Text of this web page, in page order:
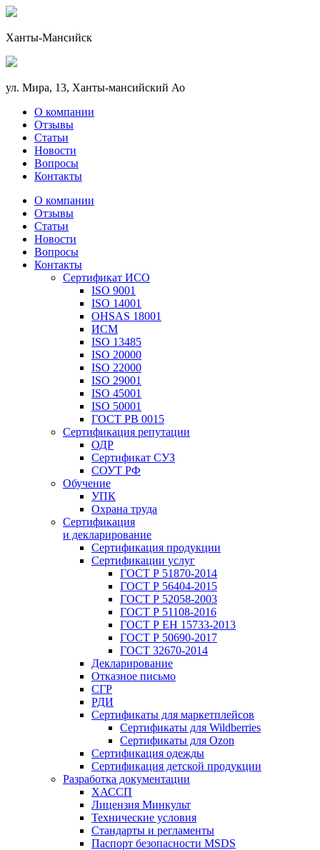
Ханты-Мансийск
ул. Мира, 13, Ханты-мансийский Ао
О компании
Отзывы
Статьи
Новости
Вопросы
Контакты
О компании
Отзывы
Статьи
Новости
Вопросы
Контакты
Сертификат ИСО
ISO 9001
ISO 14001
OHSAS 18001
ИСМ
ISO 13485
ISO 20000
ISO 22000
ISO 29001
ISO 45001
ISO 50001
ГОСТ РВ 0015
Сертификация репутации
ОДР
Сертификат СУЗ
СОУТ РФ
Обучение
УПК
Охрана труда
Сертификация
и декларирование
Сертификация продукции
Сертификации услуг
ГОСТ Р 51870-2014
ГОСТ Р 56404-2015
ГОСТ Р 52058-2003
ГОСТ Р 51108-2016
ГОСТ Р ЕН 15733-2013
ГОСТ Р 50690-2017
ГОСТ 32670-2014
Декларирование
Отказное письмо
СГР
РДИ
Сертификаты для маркетплейсов
Сертификаты для Wildberries
Сертификаты для Ozon
Сертификация одежды
Сертификация детской продукции
Разработка документации
ХАССП
Лицензия Минкульт
Технические условия
Стандарты и регламенты
Паспорт безопасности MSDS